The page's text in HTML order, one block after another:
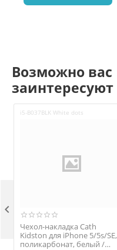
Возможно вас
заинтересуют
i5-B037BLK White dots
Чехол-накладка Cath
Kidston для iPhone 5/5s/SE,
поликарбонат, белый /
